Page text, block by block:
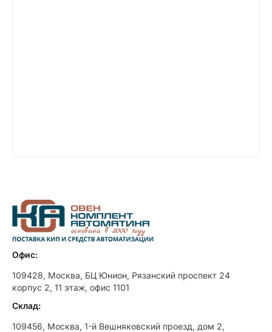
Офис:
109428, Москва, БЦ Юнион, Рязанский проспект 24
корпус 2, 11 этаж, офис 1101
Склад:
109456, Москва, 1-й Вешняковский проезд, дом 2,